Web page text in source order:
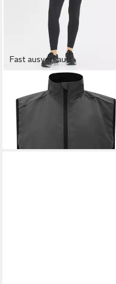
Fast ausverkauft
ENDURANCE
Funktionsweste Bebinca mit
reflektierenden Elementen
57,95 €
-17%